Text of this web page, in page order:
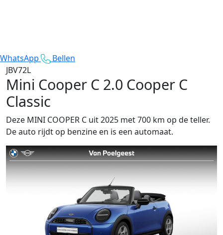
WhatsApp
Bellen
JBV72L
Mini Cooper C 2.0 Cooper C
Classic
Deze MINI COOPER C uit 2025 met 700 km op de teller.
De auto rijdt op benzine en is een automaat.